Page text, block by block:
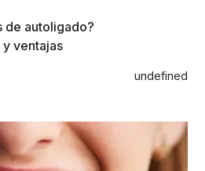
de autoligado?
ventajas
undefined